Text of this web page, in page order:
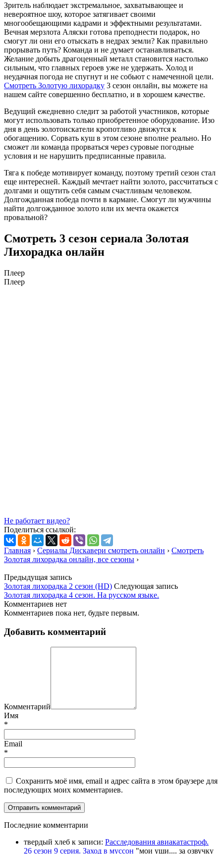
Зритель наблюдает экстремальное, захватывающее и
невероятное шоу, которое затягивает своими
многообещающими кадрами и эффектными результатами.
Вечная мерзлота Аляски готова преподнести подарок, но
смогут ли они его отыскать в недрах земли? Как правильно
прорывать путь? Команда и не думает останавливаться.
Желание добыть драгоценный металл становится настолько
сильным, что главных героев уже не удержать. Холод и
неудачная погода не спугнут и не собьют с намеченной цели.
Смотреть Золотую лихорадку 3 сезон онлайн, вы можете на
нашем сайте совершенно бесплатно, и в хорошем качестве.
Ведущий ежедневно следит за работой участников, которые
могут использовать только приобретенное оборудование. Изо
дня в день золотоискатели кропотливо движутся к
обогащению. Сорвать куш в этом сезоне вполне реально. Но
сможет ли команда прорваться через суровые погодные
условия и не нарушить предписанные правила.
Тяга к победе мотивирует команду, поэтому третий сезон стал
еще интересней. Каждый мечтает найти золото, рассчитаться с
долгами и ощутить себя самым счастливым человеком.
Долгожданная победа почти в кармане. Смогут ли мужчины
найти долгожданное золото или их мечта окажется
провальной?
Смотреть 3 сезон сериала Золотая
Лихорадка онлайн
Плеер
Плеер
Не работает видео?
Поделиться ссылкой:
Главная › Сериалы Дискавери смотреть онлайн › Смотреть
Золотая лихорадка онлайн, все сезоны ›
Предыдущая запись
Золотая лихорадка 2 сезон (HD) Следующая запись
Золотая лихорадка 4 сезон. На русском языке.
Комментариев нет
Комментариев пока нет, будьте первым.
Добавить комментарий
Комментарий
Имя
*
Email
*
Сохранить моё имя, email и адрес сайта в этом браузере для
последующих моих комментариев.
Последние комментарии
твердый хлеб к записи: Расследования авиакатастроф.
26 сезон 9 серия. Заход в муссон "мои уши.... за озвучку